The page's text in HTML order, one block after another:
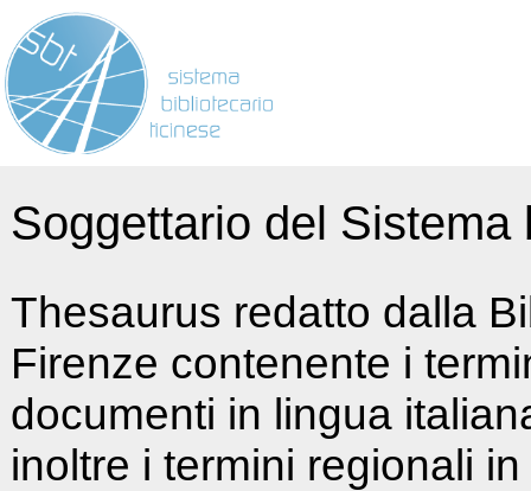
Soggettario del
Thesaurus redatto dalla
Firenze contenente i
documenti in lingua
inoltre i termini regionali